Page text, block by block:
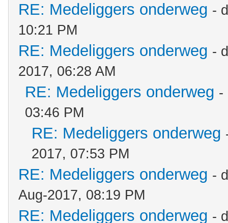
RE: Medeliggers onderweg -
10:21 PM
RE: Medeliggers onderweg -
2017, 06:28 AM
RE: Medeliggers onderweg -
03:46 PM
RE: Medeliggers onderweg
2017, 07:53 PM
RE: Medeliggers onderweg -
Aug-2017, 08:19 PM
RE: Medeliggers onderweg -